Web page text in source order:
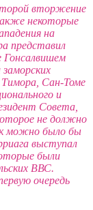
вторжение
некоторые
на
представил
Гонсалвишем
Сан-Томе
и
Совета,
не должно
можно было бы
выступал
были
ВВС.
очередь